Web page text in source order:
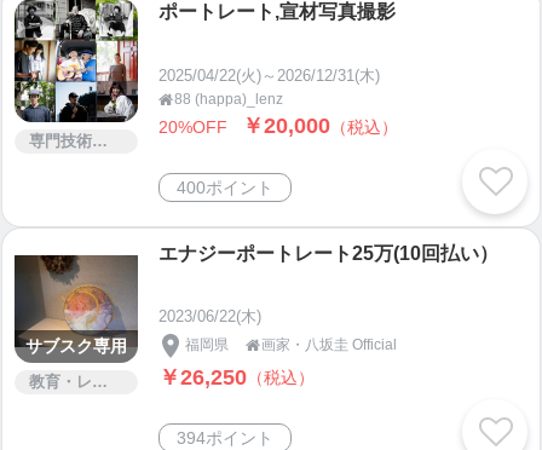
専門技術サービス
ポートレート,宣材写真撮影
2025/04/22(火)～2026/12/31(木)
88 (happa)_lenz
20%OFF ￥20,000 （税込）
400ポイント
サブスク専用
教育・レッスン・講習
エナジーポートレート25万(10回払い）
2023/06/22(木)
福岡県 画家・八坂圭 Official
￥26,250 （税込）
394ポイント